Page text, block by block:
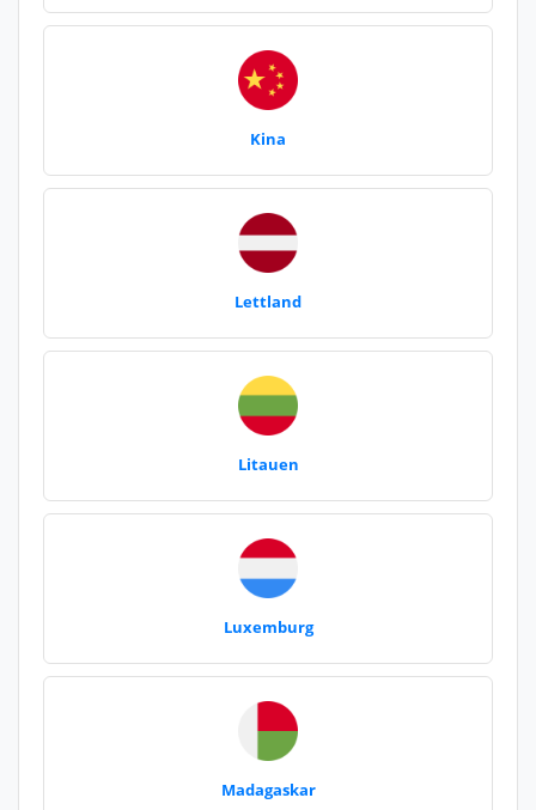
Kina
Lettland
Litauen
Luxemburg
Madagaskar